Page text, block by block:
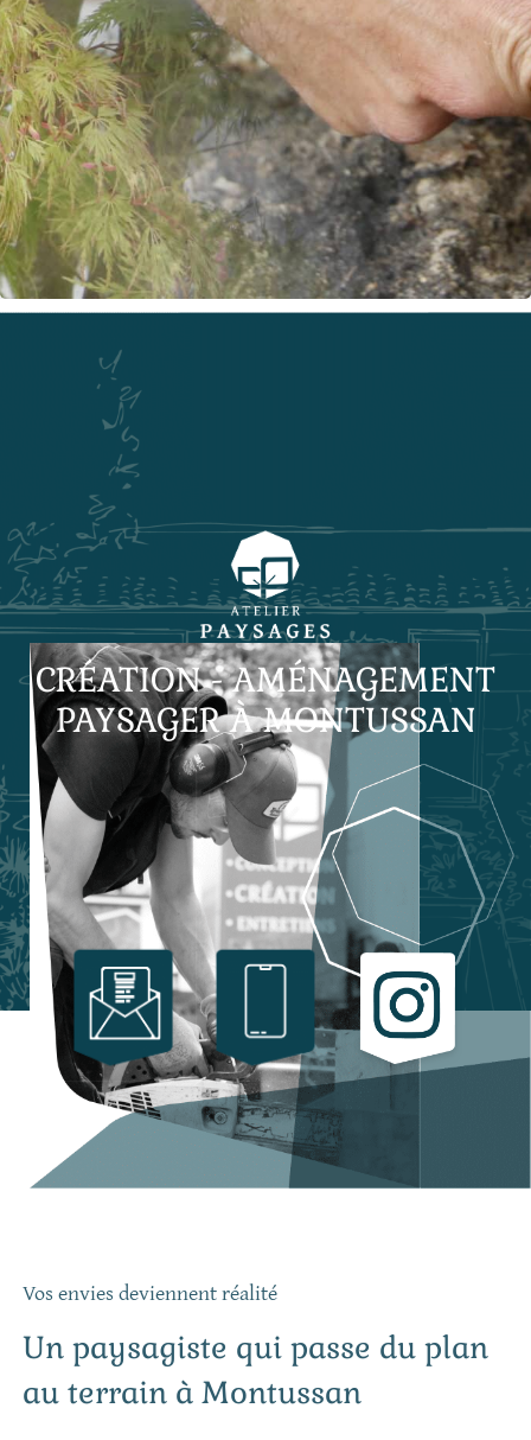
CRÉATION - AMÉNAGEMENT
PAYSAGER À MONTUSSAN
Vos envies deviennent réalité
Un paysagiste qui passe du plan
au terrain à Montussan